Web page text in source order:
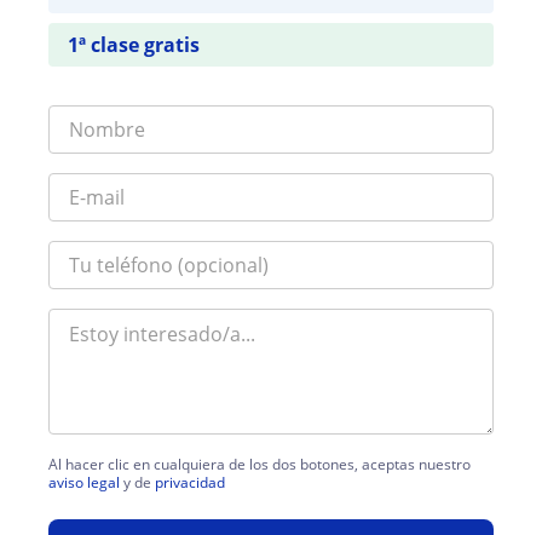
1ª clase gratis
Al hacer clic en cualquiera de los dos botones, aceptas nuestro
aviso legal y de privacidad